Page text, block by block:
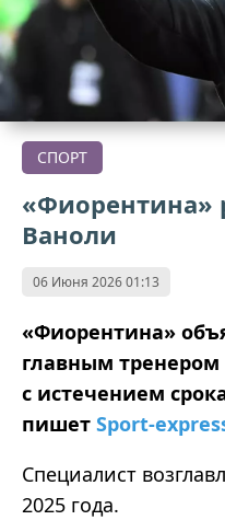
СПОРТ
«Фиорентина»
Ваноли
06 Июня 2026 01:13
«Фиорентина»
главным
с истечением
пишет Sport-
Специалист
2025 года.